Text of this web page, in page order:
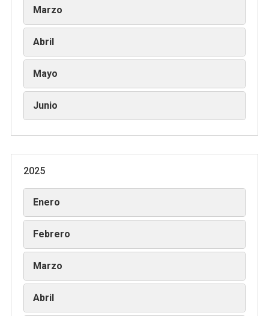
Marzo
Abril
Mayo
Junio
2025
Enero
Febrero
Marzo
Abril